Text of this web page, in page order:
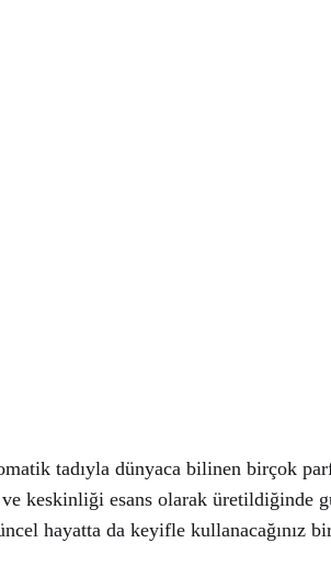
tadıyla dünyaca bilinen birçok
keskinliği esans olarak üretildiğinde
hayatta da keyifle kullanacağınız bir